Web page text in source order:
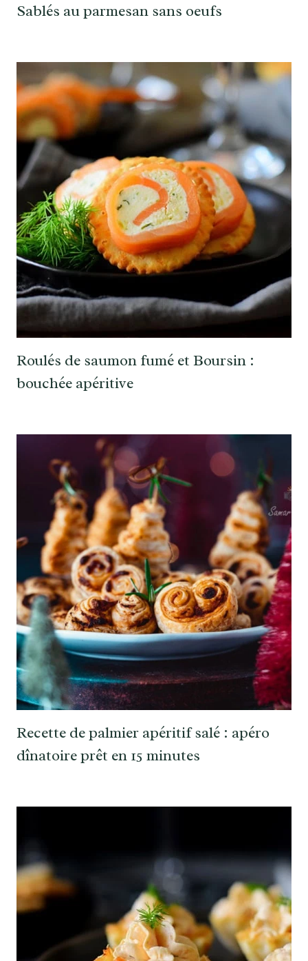
Sablés au parmesan sans oeufs
Roulés de saumon fumé et Boursin :
bouchée apéritive
Recette de palmier apéritif salé : apéro
dînatoire prêt en 15 minutes